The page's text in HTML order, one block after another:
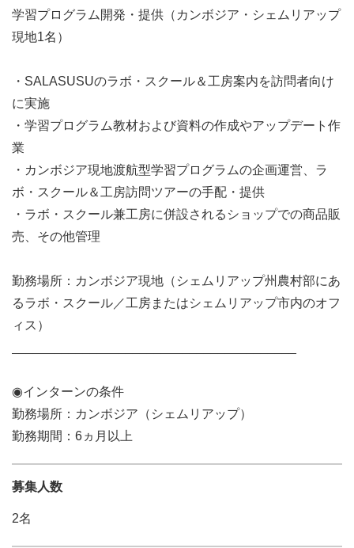
学習プログラム開発・提供（カンボジア・シェムリアップ
現地1名）
・SALASUSUのラボ・スクール＆工房案内を訪問者向け
に実施
・学習プログラム教材および資料の作成やアップデート作
業
・カンボジア現地渡航型学習プログラムの企画運営、ラ
ボ・スクール＆工房訪問ツアーの手配・提供
・ラボ・スクール兼工房に併設されるショップでの商品販
売、その他管理
勤務場所：カンボジア現地（シェムリアップ州農村部にあ
るラボ・スクール／工房またはシェムリアップ市内のオフ
ィス）
◉インターンの条件
勤務場所：カンボジア（シェムリアップ）
勤務期間：6ヵ月以上
募集人数
2名